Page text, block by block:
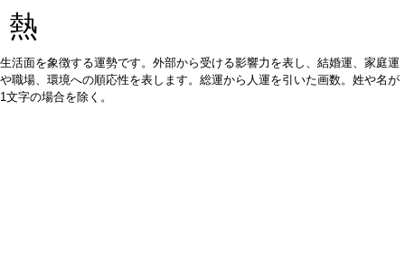
熱
生活面を象徴する運勢です。外部から受ける影響力を表し、結婚運、家庭運
や職場、環境への順応性を表します。総運から人運を引いた画数。姓や名が
1文字の場合を除く。